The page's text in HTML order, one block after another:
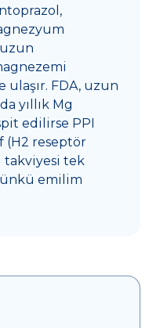
ulaşır. FDA, uzun
yıllık Mg
edilirse PPI
(H2 reseptör
tek
emilim